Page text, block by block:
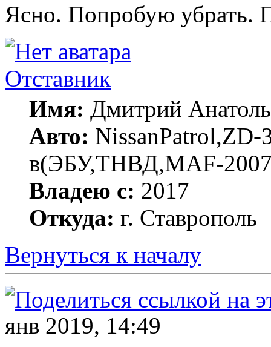
Ясно. Попробую убрать.
Отставник
Имя: Дмитрий
Авто:
в(ЭБУ,ТНВД,MAF-
Владею с: 2017
Откуда: г. Ставрополь
Вернуться к началу
янв 2019, 14:49